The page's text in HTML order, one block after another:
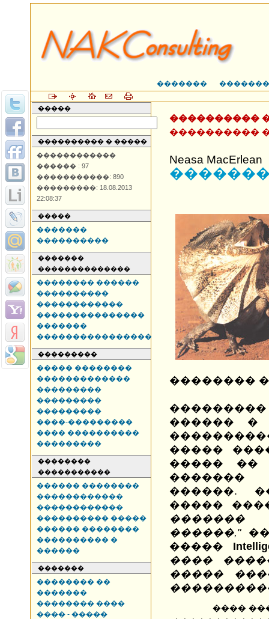
������� �������
�����
���������� � �����
������������
������ : 97
�����������: 890
���������: 18.08.2013
22:08:37
�����
�������
����������
�������
��������������
�������� ������
����������
������������
���������������
�������
����������������
���������
����� ��������
�������������
���������
���������
���������
����-���������
���� ����������
���������
��������
�����������
������ ��������
������������
������������
���������� �����
������ ��������
���������� �
������
�������
�������� ��
�������
�������� ����
���� - �����
����������
����������
Neasa MacErlean
��������
������ �
�����
����� ��
�������
������.
�����
�������
������,"
�����
����
�����
����